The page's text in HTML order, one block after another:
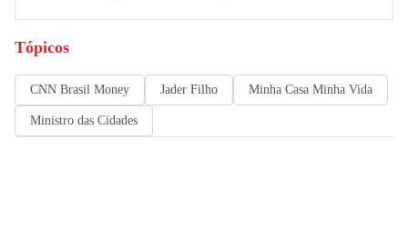
Tópicos
CNN Brasil Money Jader Filho Minha Casa Minha Vida
Ministro das Cidades